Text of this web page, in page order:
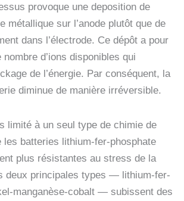
provoque une deposition de
métallique sur l’anode plutôt que de
dans l’électrode. Ce dépôt a pour
d’ions disponibles qui
de l’énergie. Par conséquent, la
diminue de manière irréversible.
limité à un seul type de chimie de
les batteries lithium-fer-phosphate
plus résistantes au stress de la
deux principales types — lithium-fer-
manganèse-cobalt — subissent des